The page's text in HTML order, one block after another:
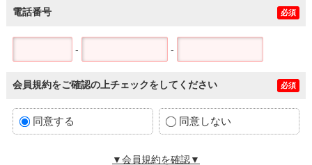
電話番号 必須
- -
会員規約をご確認の上チェックをしてください 必須
同意する 同意しない
▼会員規約を確認▼